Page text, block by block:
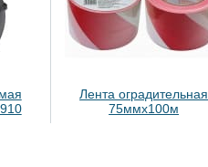
Лента оградительная
75ммх100м